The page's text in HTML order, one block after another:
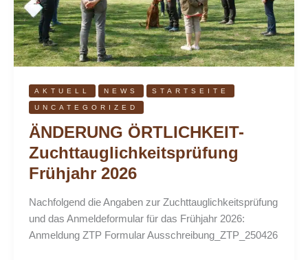
AKTUELL NEWS STARTSEITE
UNCATEGORIZED
ÄNDERUNG ÖRTLICHKEIT-
Zuchttauglichkeitsprüfung
Frühjahr 2026
Nachfolgend die Angaben zur Zuchttauglichkeitsprüfung
und das Anmeldeformular für das Frühjahr 2026:
Anmeldung ZTP Formular Ausschreibung_ZTP_250426